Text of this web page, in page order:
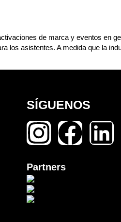
de marca y eventos en
los asistentes. A medida que la
SÍGUENOS
Partners